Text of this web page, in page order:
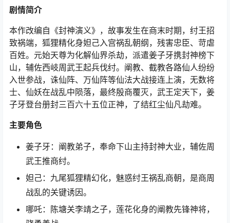
剧情简介
本作改编自《封神演义》，故事发生在商末时期，纣王招
致祸端，狐狸精化身妲己入宫祸乱朝纲，残害忠臣、苛虐
百姓。元始天尊为化解仙界杀劫，派遣姜子牙携封神榜下
山，辅佐西岐周武王起兵伐纣。阐教、截教各路仙人纷纷
入世参战，诛仙阵、万仙阵等仙法大战接连上演，无数将
士、仙妖在战乱中陨落，最终殷商覆灭，武王定天下，姜
子牙登台册封三百六十五位正神，了结红尘仙凡劫难。
主要角色
姜子牙：阐教弟子，奉命下山主持封神大业，辅佐周
武王推商纣。
妲己：九尾狐狸精幻化，魅惑纣王祸乱商朝，是商周
战乱的关键诱因。
哪吒：陈塘关李靖之子，莲花化身的阐教先锋神将，